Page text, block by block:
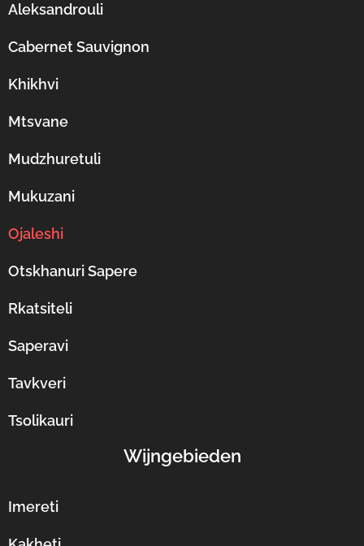
Aleksandrouli
Cabernet Sauvignon
Khikhvi
Mtsvane
Mudzhuretuli
Mukuzani
Ojaleshi
Otskhanuri Sapere
Rkatsiteli
Saperavi
Tavkveri
Tsolikauri
Wijngebieden
Imereti